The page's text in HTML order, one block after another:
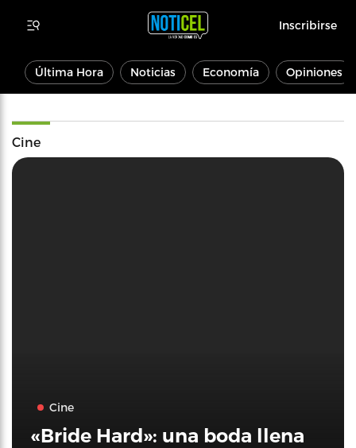
Inscribirse
Última Hora Noticias Economía Opiniones
Cine
Cine
«Bride Hard»: una boda llena